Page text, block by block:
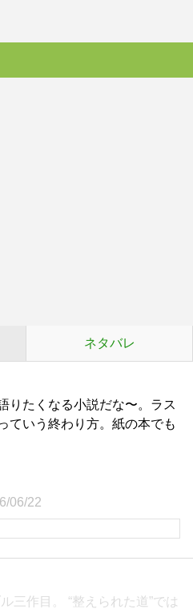
ネタバレ
りたくなる小説だな〜。ラス
ていう終わり方。紙の本でも
06/22
三作目。 “整えられた道”では